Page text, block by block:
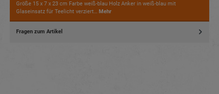
Größe 15 x 7 x 23 cm Farbe weiß-blau Holz Anker in weiß-blau mit
Glaseinsatz für Teelicht verziert… Mehr
Fragen zum Artikel